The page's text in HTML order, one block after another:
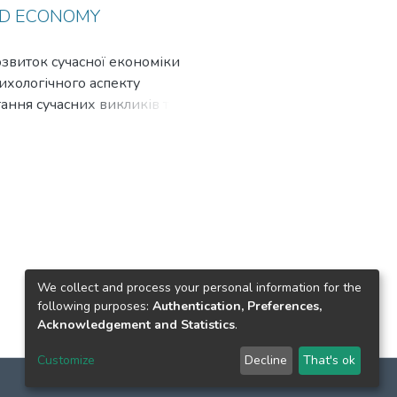
for improving the
ECONOMY
сучасної економіки
аспекту
сучасних викликів та
фермерського
of implementation of
of eco-bio-politics, as a
into account the
We collect and process your personal information for the
following purposes: Authentication, Preferences,
Acknowledgement and Statistics.
Customize Decline That's ok